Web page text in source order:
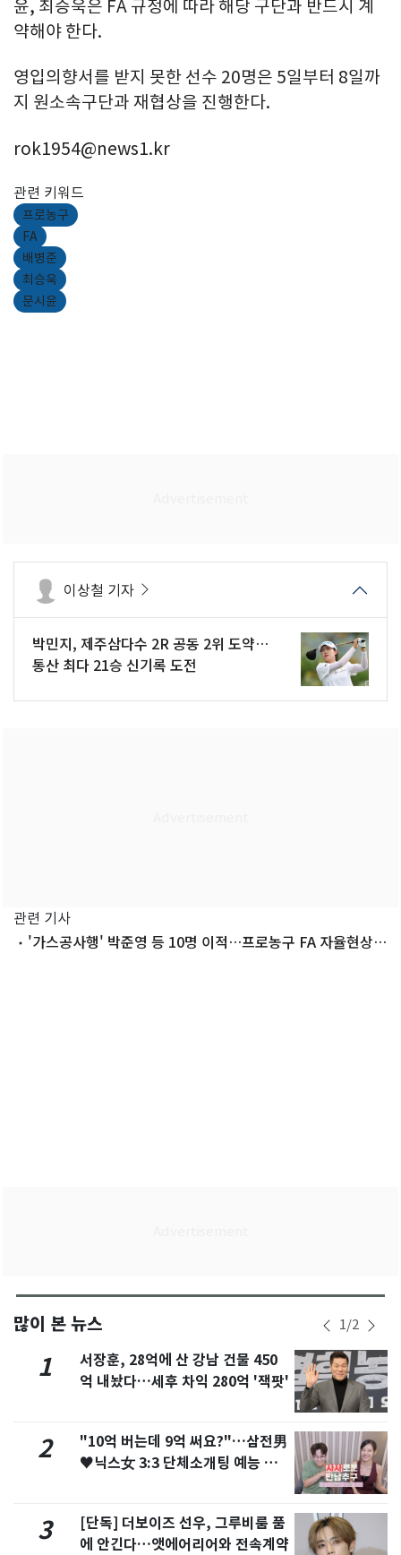
윤, 최승욱은 FA 규정에 따라 해당 구단과 반드시 계
약해야 한다.
영입의향서를 받지 못한 선수 20명은 5일부터 8일까
지 원소속구단과 재협상을 진행한다.
rok1954@news1.kr
관련 키워드
프로농구
FA
배병준
최승욱
문시윤
이상철 기자
박민지, 제주삼다수 2R 공동 2위 도약…
통산 최다 21승 신기록 도전
관련 기사
'가스공사행' 박준영 등 10명 이적…프로농구 FA 자율현상
많이 본 뉴스 1/2
1
서장훈, 28억에 산 강남 건물 450
억 내놨다…세후 차익 280억 '잭팟'
2
"10억 버는데 9억 써요?"…삼전男
♥닉스女 3:3 단체소개팅 예능 화
3
[단독] 더보이즈 선우, 그루비룸 품
에 안긴다…앳에어리어와 전속계약